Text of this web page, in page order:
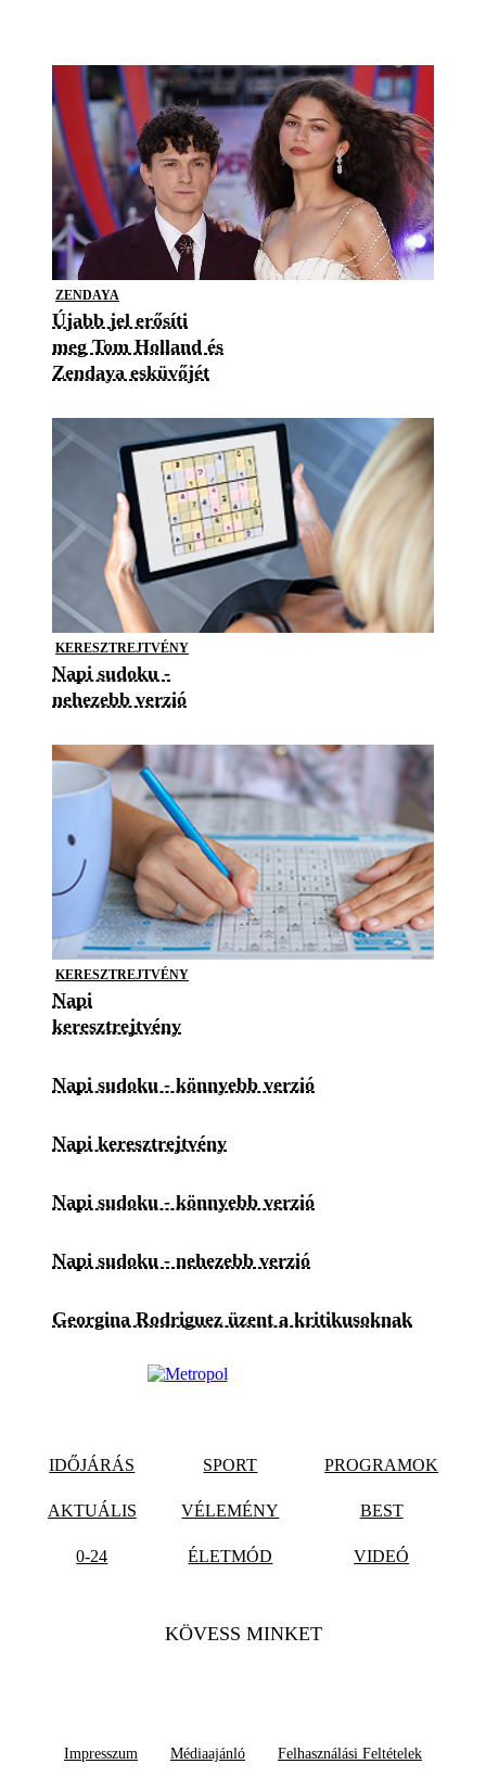
ZENDAYA
Újabb jel erősíti
meg Tom Holland és
Zendaya esküvőjét
KERESZTREJTVÉNY
Napi sudoku -
nehezebb verzió
KERESZTREJTVÉNY
Napi
keresztrejtvény
Napi sudoku - könnyebb verzió
Napi keresztrejtvény
Napi sudoku - könnyebb verzió
Napi sudoku - nehezebb verzió
Georgina Rodriguez üzent a kritikusoknak
IDŐJÁRÁS SPORT PROGRAMOK
AKTUÁLIS VÉLEMÉNY BEST
0-24 ÉLETMÓD VIDEÓ
KÖVESS MINKET
Impresszum Médiaajánló Felhasználási Feltételek